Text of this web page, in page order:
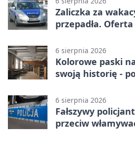
Zaliczka za
przepadła.
6 sierpnia 2026
Kolorowe paski
swoją historię -
6 sierpnia 2026
Fałszywy
przeciw